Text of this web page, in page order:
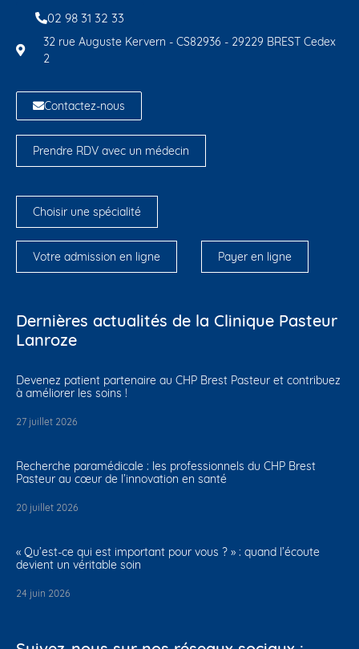
02 98 31 32 33
32 rue Auguste Kervern - CS82936 - 29229 BREST Cedex
2
Contactez-nous
Prendre RDV avec un médecin
Choisir une spécialité
Votre admission en ligne Payer en ligne
Dernières actualités de la Clinique Pasteur
Lanroze
Devenez patient partenaire au CHP Brest Pasteur et contribuez
à améliorer les soins !
27 juillet 2026
Recherche paramédicale : les professionnels du CHP Brest
Pasteur au cœur de l’innovation en santé
20 juillet 2026
« Qu’est-ce qui est important pour vous ? » : quand l’écoute
devient un véritable soin
24 juin 2026